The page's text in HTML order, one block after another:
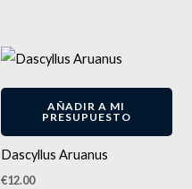
AÑADIR A MI
PRESUPUESTO
Dascyllus Aruanus
€12.00